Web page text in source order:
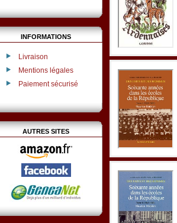
INFORMATIONS
Livraison
Mentions légales
Paiement sécurisé
AUTRES SITES